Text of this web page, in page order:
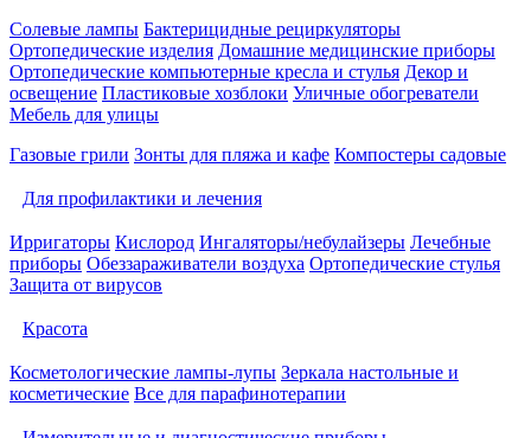
Солевые лампы Бактерицидные рециркуляторы
Ортопедические изделия Домашние медицинские приборы
Ортопедические компьютерные кресла и стулья Декор и
освещение Пластиковые хозблоки Уличные обогреватели
Мебель для улицы
Газовые грили Зонты для пляжа и кафе Компостеры садовые
Для профилактики и лечения
Ирригаторы Кислород Ингаляторы/небулайзеры Лечебные
приборы Обеззараживатели воздуха Ортопедические стулья
Защита от вирусов
Красота
Косметологические лампы-лупы Зеркала настольные и
косметические Все для парафинотерапии